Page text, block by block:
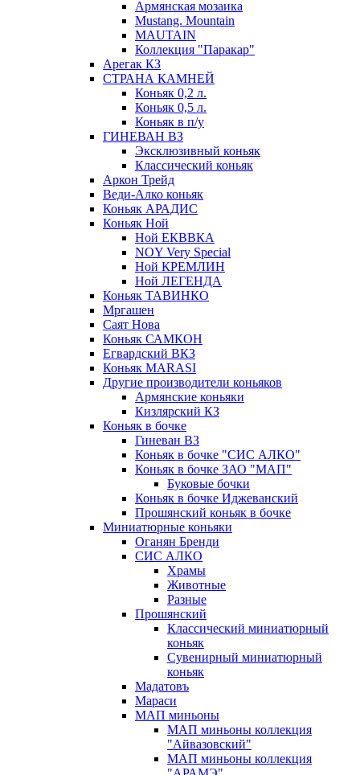
Армянская мозаика
Mustang. Mountain
MAUTAIN
Коллекция "Паракар"
Арегак КЗ
СТРАНА КАМНЕЙ
Коньяк 0,2 л.
Коньяк 0,5 л.
Коньяк в п/у
ГИНЕВАН ВЗ
Эксклюзивный коньяк
Классический коньяк
Аркон Трейд
Веди-Алко коньяк
Коньяк АРАДИС
Коньяк Ной
Ной ЕКВВКА
NOY Very Special
Ной КРЕМЛИН
Ной ЛЕГЕНДА
Коньяк ТАВИНКО
Мргашен
Саят Нова
Коньяк САМКОН
Егвардский ВКЗ
Коньяк MARASI
Другие производители коньяков
Армянские коньяки
Кизлярский КЗ
Коньяк в бочке
Гиневан ВЗ
Коньяк в бочке "СИС АЛКО"
Коньяк в бочке ЗАО "МАП"
Буковые бочки
Коньяк в бочке Иджеванский
Прошянский коньяк в бочке
Миниатюрные коньяки
Оганян Бренди
СИС АЛКО
Храмы
Животные
Разные
Прошянский
Классический миниатюрный
коньяк
Сувенирный миниатюрный
коньяк
Мадатовъ
Мараси
МАП миньоны
МАП миньоны коллекция
"Айвазовский"
МАП миньоны коллекция